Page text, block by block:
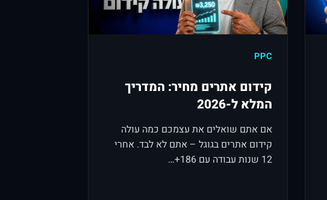
PPC
קידום אתרים מחיר: המדריך
המלא ל-2026
אם אתם שואלים את עצמכם כמה עולה
קידום אתרים בגוגל – אתם לא לבד. אחרי
12 שנות עבודה עם 186+…